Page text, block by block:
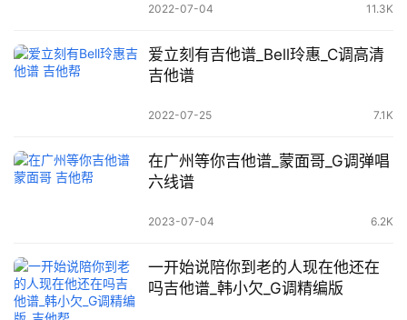
2022-07-04 11.3K
爱立刻有吉他谱_Bell玲惠_C调高清
吉他谱
2022-07-25 7.1K
在广州等你吉他谱_蒙面哥_G调弹唱
六线谱
2023-07-04 6.2K
一开始说陪你到老的人现在他还在
吗吉他谱_韩小欠_G调精编版